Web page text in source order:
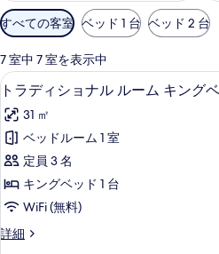
ラ
リ
ー
利
用
可
能
な
客
室
の
り
込
み
すべての客室 ベッド 1 台 ベッド 2 台
7 室中 7 室を表示中
ト
ラ
デ
ィ
シ
ョ
ル
高
4
トラディショナル ルーム キング
31 ㎡
ベッドルーム 1 室
定員 3 名
キングベッド 1 台
WiFi (無料)
詳細
ト